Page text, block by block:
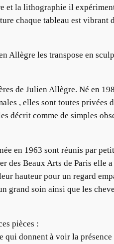
et la lithographie il
chaque tableau est vibrant
Allègre les transpose en
de Julien Allègre. Né en
, elles sont toutes privées
décrit comme de simples
en 1963 sont réunis par
des Beaux Arts de Paris elle
hauteur pour un regard
grand soin ainsi que les
pièces :
qui donnent à voir la